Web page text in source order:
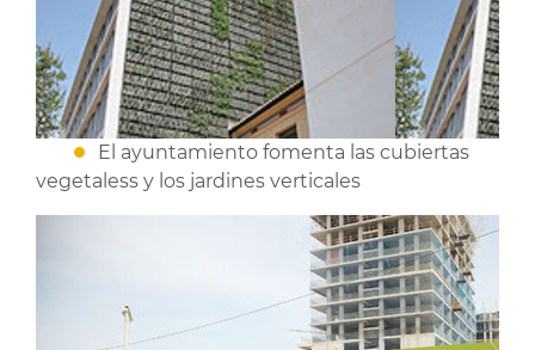
El ayuntamiento fomenta las cubiertas
vegetaless y los jardines verticales